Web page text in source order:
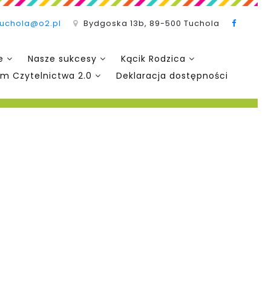
Bydgoska 13b, 89-500 Tuchola
Nasze sukcesy
Kącik Rodzica
Czytelnictwa 2.0
Deklaracja dostępności